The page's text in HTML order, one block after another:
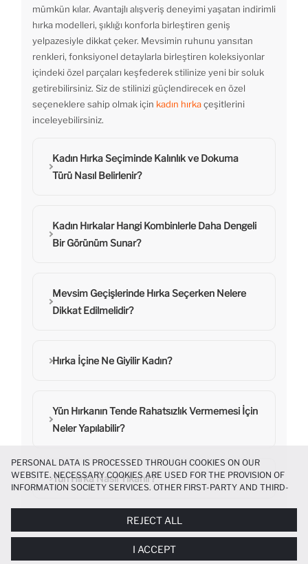
mümkün kılar. Avantajlı alışveriş deneyimi yaşatan indirimli
hırka modelleri, şıklığı konforla birleştiren geniş
yelpazesiyle dikkat çeker. Mevsimin ruhunu yansıtan
renkleri, fonksiyonel detaylarla birleştiren koleksiyonlar
içindeki özel parçaları keşfederek stilinize yeni bir soluk
getirebilirsiniz. Siz de stilinizi güçlendirecek en özel
seçeneklere sahip olmak için kadın hırkaçeşitlerini
inceleyebilirsiniz.
Kadın Hırka Seçiminde Kalınlık ve Dokuma
Türü Nasıl Belirlenir?
Kadın Hırkalar Hangi Kombinlerle Daha Dengeli
Bir Görünüm Sunar?
Mevsim Geçişlerinde Hırka Seçerken Nelere
Dikkat Edilmelidir?
Hırka İçine Ne Giyilir Kadın?
Yün Hırkanın Tende Rahatsızlık Vermemesi İçin
Neler Yapılabilir?
Yün Hırka Nasıl Yıkanır?
GIYIM HIRKA
PERSONAL DATA IS PROCESSED THROUGH COOKIES ON OUR
WEBSITE. NECESSARY COOKIES ARE USED FOR THE PROVISION OF
INFORMATION SOCIETY SERVICES. OTHER FIRST-PARTY AND THIRD-
MORE FUNCTIONAL AND PERSONALIZED, AND—IF YOU GIVE YOUR
EXPLICIT CONSENT—TO CARRY OUT MARKETING ACTIVITIES
TAILORED TO YOU. YOU CAN MANAGE YOUR COOKIE PREFERENCES
AT ANY TIME VIA THECOOKIE PREFERENCESPANEL, AND YOU CAN
REJECT ALL
I ACCEPT